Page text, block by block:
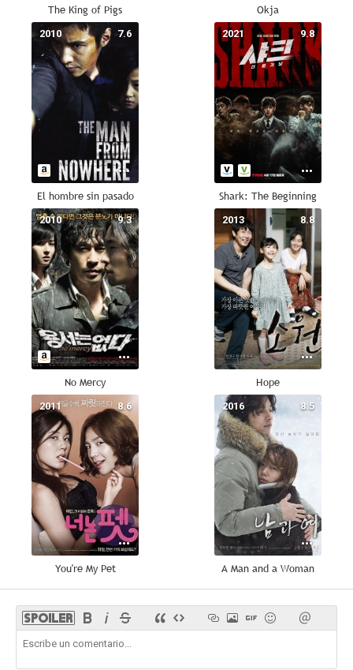
The King of Pigs Okja
7.6
2010
El hombre sin pasado
9.8
2021
Shark: The Beginning
9.3
2010
No Mercy
8.8
2013
Hope
8.6
2011
You're My Pet
8.5
2016
A Man and a Woman